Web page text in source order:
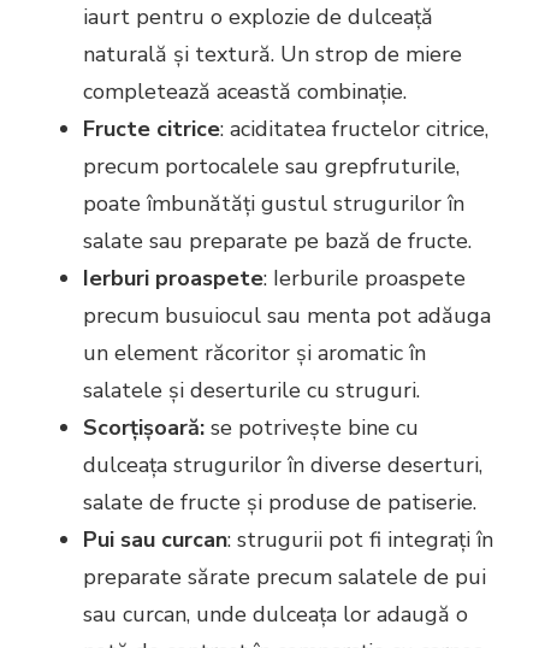
iaurt pentru o explozie de dulceață
naturală și textură. Un strop de miere
completează această combinație.
Fructe citrice: aciditatea fructelor citrice,
precum portocalele sau grepfruturile,
poate îmbunătăți gustul strugurilor în
salate sau preparate pe bază de fructe.
Ierburi proaspete: Ierburile proaspete
precum busuiocul sau menta pot adăuga
un element răcoritor și aromatic în
salatele și deserturile cu struguri.
Scorțișoară: se potrivește bine cu
dulceața strugurilor în diverse deserturi,
salate de fructe și produse de patiserie.
Pui sau curcan: strugurii pot fi integrați în
preparate sărate precum salatele de pui
sau curcan, unde dulceața lor adaugă o